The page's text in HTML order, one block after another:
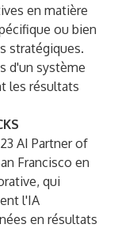
en matière
ou bien
stratégiques.
d'un système
les résultats
AI Partner of
Francisco en
qui
l'IA
en résultats